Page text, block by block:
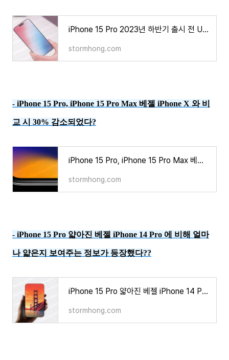
iPhone 15 Pro 2023년 하반기 출시 전 USB-C 커넥터 부품 관련 새로운 정보가 나타났다?
stormhong.com
- iPhone 15 Pro, iPhone 15 Pro Max 베젤 iPhone X 와 비
교 시 30% 감소되었다?
iPhone 15 Pro, iPhone 15 Pro Max 베젤 iPhone X 와 비교 시 30% 감소되었다?
stormhong.com
- iPhone 15 Pro 얇아진 베젤 iPhone 14 Pro 에 비해 얼마
나 얇은지 보여주는 정보가 등장했다??
iPhone 15 Pro 얇아진 베젤 iPhone 14 Pro 에 비해 얼마나 얇은지 보여주는 정보가 등장했다??
stormhong.com